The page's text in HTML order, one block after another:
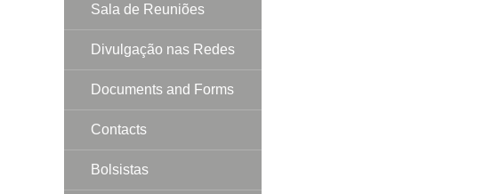
Sala de Reuniões
Divulgação nas Redes
Documents and Forms
Contacts
Bolsistas